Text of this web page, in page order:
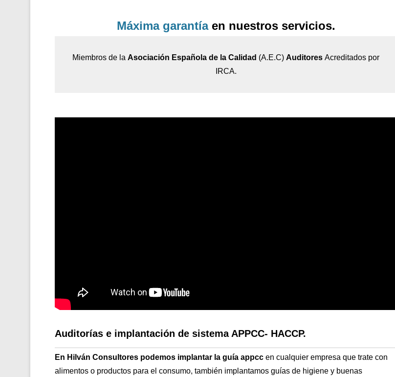
Máxima garantíaen nuestros servicios.
Miembros de la Asociación Española de la Calidad (A.E.C) Auditores Acreditados por
IRCA.
Auditorías e implantación de sistema APPCC- HACCP.
En Hilván Consultores podemos implantar la guía appcc en cualquier empresa que trate con
alimentos o productos para el consumo, también implantamos guías de higiene y buenas